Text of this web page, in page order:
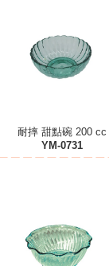
耐摔 甜點碗 200 cc
YM-0731